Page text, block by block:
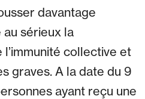
davantage
au sérieux la
collective et
graves. A la date du 9
ayant reçu une